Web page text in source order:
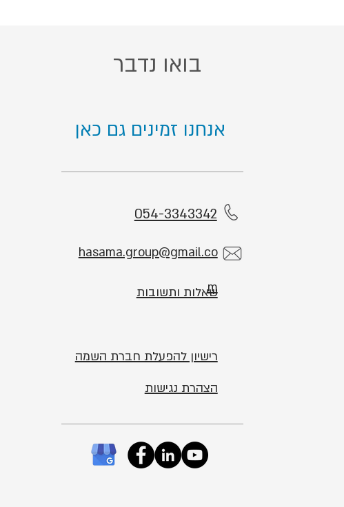
בואו נדבר
אנחנו זמינים גם כאן
054-3343342
hasama.group@gmail.co
m
רישיון להפעלת חברת השמה
הצהרת נגישות
שאלות ותשובות